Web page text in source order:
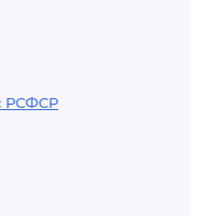
РСФСР